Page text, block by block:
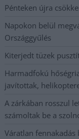
Pénteken újra
Napokon belül
Országgyűlés
Kiterjedt tüzek
Harmadfokú
javítottak,
A zárkában rosszul
számoltak be a
Váratlan